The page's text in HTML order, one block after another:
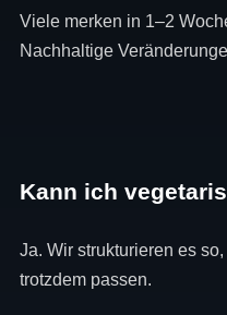
Viele merken in 1–2
Nachhaltige
Kann ich
Ja. Wir strukturieren es
trotzdem passen.